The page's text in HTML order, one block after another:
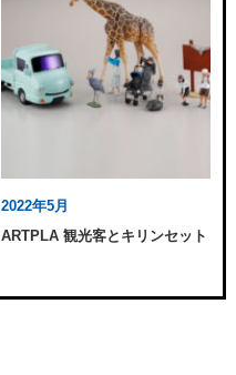
2022年5月
ARTPLA 観光客とキリンセット